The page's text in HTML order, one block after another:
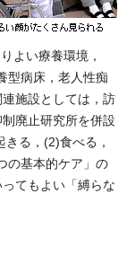
よい療養環境，
型病床，老人性痴
施設としては，訪
廃止研究所を併設
る，(2)食べる，
の基本的ケア」の
てもよい「縛らな